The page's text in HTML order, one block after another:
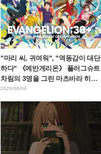
"마리 씨, 귀여워", "역동감이 대단
하다" 《에반게리온》 플러그슈트
차림의 3명을 그린 마츠바라 히데
노리 씨의 아름다운 드로잉 공개에
2026/08/04